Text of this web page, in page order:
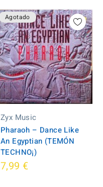
Agotado
Zyx Music
Pharaoh ‎– Dance Like
An Egyptian (TEMÓN
TECHNO¡)
7,99 €